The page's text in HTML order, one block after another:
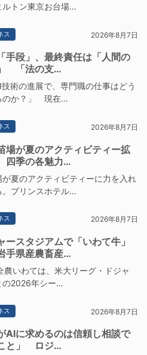
ルトン東京お台場…
ス 2026年8月7日
手段」、最終責任は「人間の
「法の支…
術の進展で、専門職の仕事はどう
のか？」 現在…
ス 2026年8月7日
場が夏のアクティビティー拡
季の各魅力…
夏のアクティビティーに力を入れ
。プリンスホテル…
ス 2026年8月7日
ースタジアムで「いわて牛」
手県産農畜産…
いわては、米大リーグ・ドジャ
の2026年シー…
ス 2026年8月7日
AIに求めるのは信頼し相談で
と」 ロジ…